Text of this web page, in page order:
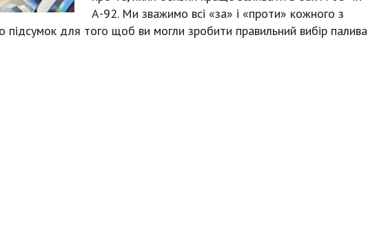
А-92. Ми зважимо всі «за» і «проти» кожного з
підсумок для того щоб ви могли зробити правильний вибір палива